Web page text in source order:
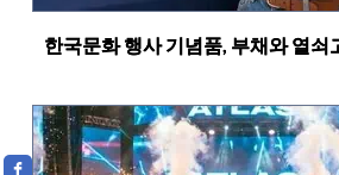
한국문화 행사 기념품, 부채와 열쇠